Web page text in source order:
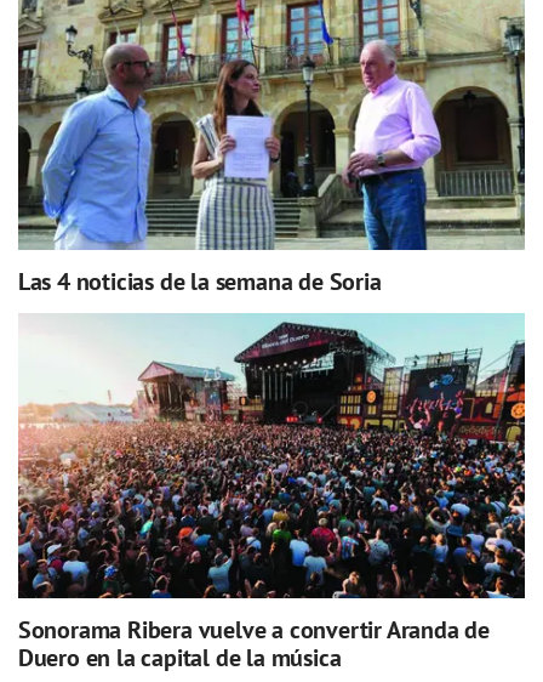
Las 4 noticias de la semana de Soria
Sonorama Ribera vuelve a convertir Aranda de
Duero en la capital de la música